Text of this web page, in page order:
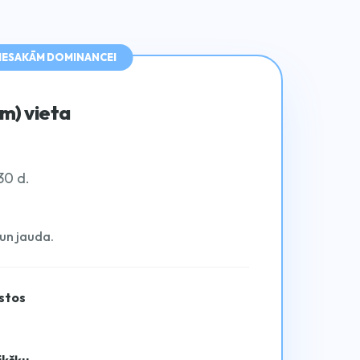
DOMINANCEI
vieta
d.
jauda.